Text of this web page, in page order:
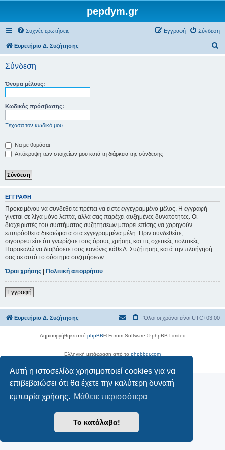
Αυτή η ιστοσελίδα χρησιμοποιεί cookies για να
επιβεβαιώσει ότι θα έχετε την καλύτερη δυνατή
εμπειρία χρήσης. Μάθετε περισσότερα
Το κατάλαβα!
pepdym.gr
Συχνές ερωτήσεις Σύνδεση
Εγγραφή
Ευρετήριο Δ. Συζήτησης
Σύνδεση
Όνομα μέλους:
Κωδικός πρόσβασης:
Ξέχασα τον κωδικό μου
Να με θυμάσαι
Απόκρυψη των στοιχείων μου κατά τη διάρκεια της σύνδεσης
ΕΓΓΡΑΦΉ
Προκειμένου να συνδεθείτε πρέπει να είστε εγγεγραμμένο μέλος. Η εγγραφή
γίνεται σε λίγα μόνο λεπτά, αλλά σας παρέχει αυξημένες δυνατότητες. Οι
διαχειριστές του συστήματος συζητήσεων μπορεί επίσης να χορηγούν
επιπρόσθετα δικαιώματα στα εγγεγραμμένα μέλη. Πριν συνδεθείτε,
σιγουρευτείτε ότι γνωρίζετε τους όρους χρήσης και τις σχετικές πολιτικές.
Παρακαλώ να διαβάσετε τους κανόνες κάθε Δ. Συζήτησης κατά την πλοήγησή
σας σε αυτό το σύστημα συζητήσεων.
Όροι χρήσης | Πολιτική απορρήτου
Εγγραφή
Ευρετήριο Δ. Συζήτησης Όλοι οι χρόνοι είναι UTC+03:00
Δημιουργήθηκε από phpBB® Forum Software © phpBB Limited
Ελληνική μετάφραση από το phpbbgr.com